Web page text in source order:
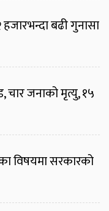
बढी गुनासा
चार जनाको मृत्यु, १५
विषयमा सरकारको